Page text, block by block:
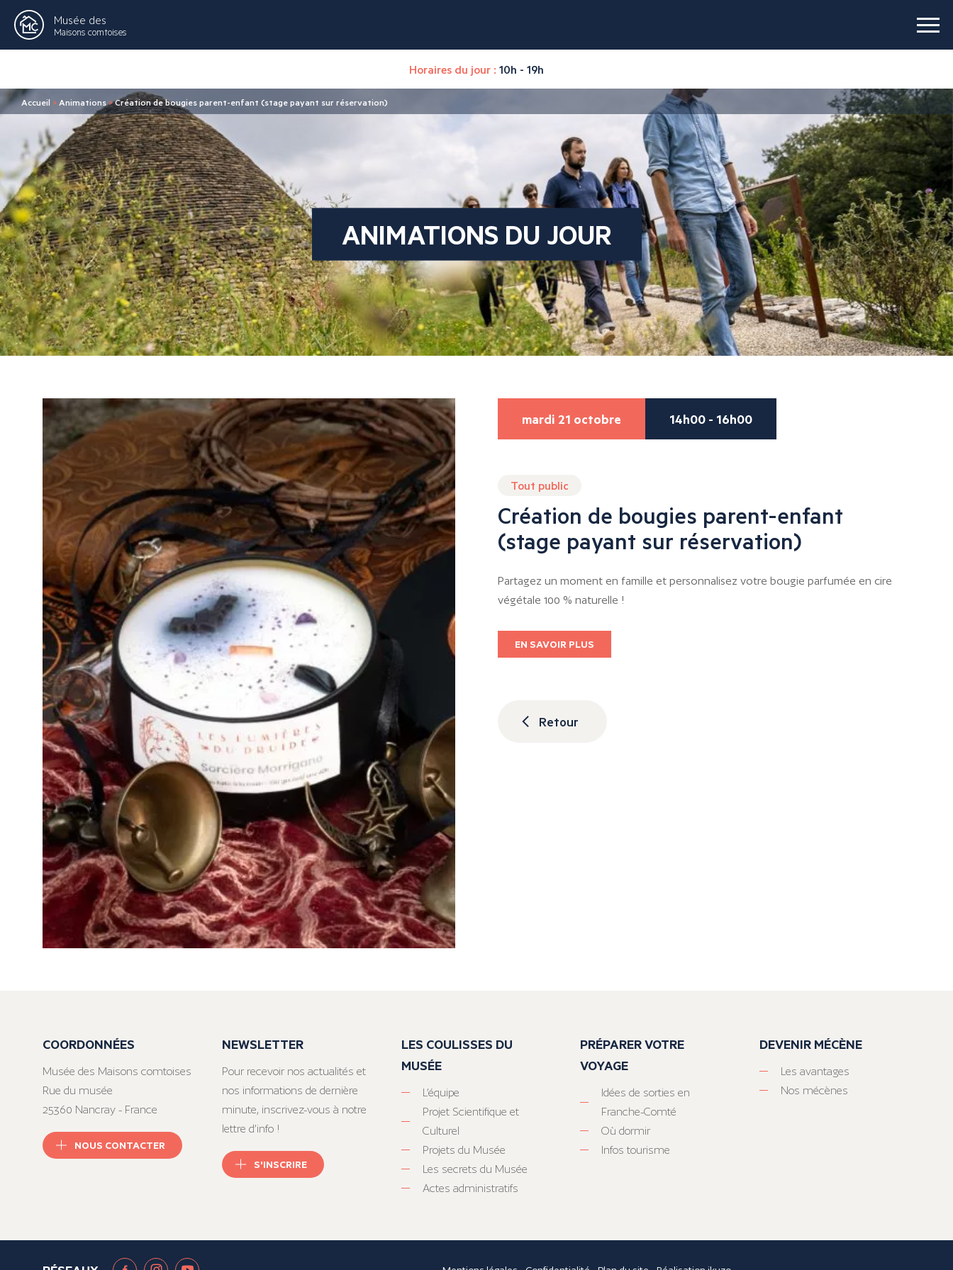
Musée des
Maisons comtoises
Horaires du jour : 10h - 19h
Accueil > Animations>Création de bougies parent-enfant (stage payant sur réservation)
ANIMATIONS DU JOUR
mardi 21 octobre 14h00 - 16h00
Tout public
Création de bougies parent-enfant
(stage payant sur réservation)
Partagez un moment en famille et personnalisez votre bougie parfumée en cire
végétale 100 % naturelle !
EN SAVOIR PLUS
Retour
COORDONNÉES
Musée des Maisons comtoises
Rue du musée
25360 Nancray - France
NOUS CONTACTER
NEWSLETTER
Pour recevoir nos actualités et
nos informations de dernière
minute, inscrivez-vous à notre
lettre d’info !
S'INSCRIRE
LES COULISSES DU
MUSÉE
L’équipe
Projet Scientifique et
Culturel
Projets du Musée
Les secrets du Musée
Actes administratifs
PRÉPARER VOTRE
VOYAGE
Idées de sorties en
Franche-Comté
Où dormir
Infos tourisme
DEVENIR MÉCÈNE
Les avantages
Nos mécènes